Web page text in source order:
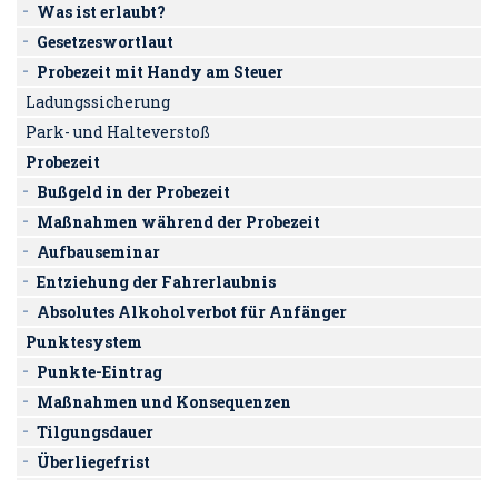
Was ist erlaubt?
Gesetzeswortlaut
Probezeit mit Handy am Steuer
Ladungssicherung
Park- und Halteverstoß
Probezeit
Bußgeld in der Probezeit
Maßnahmen während der Probezeit
Aufbauseminar
Entziehung der Fahrerlaubnis
Absolutes Alkoholverbot für Anfänger
Punktesystem
Punkte-Eintrag
Maßnahmen und Konsequenzen
Tilgungsdauer
Überliegefrist